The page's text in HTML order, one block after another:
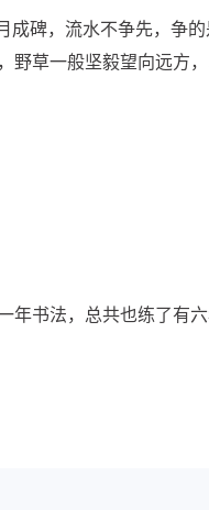
成碑，流水不争先，
野草一般坚毅望向远方
年书法，总共也练了